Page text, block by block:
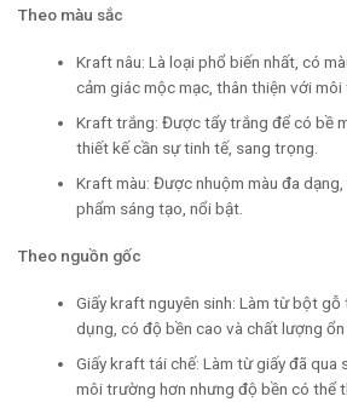
Theo màu sắc
Kraft nâu: Là loại phổ biến nhất, có
cảm giác mộc mạc, thân thiện với môi
Kraft trắng: Được tẩy trắng để có bề
thiết kế cần sự tinh tế, sang trọng.
Kraft màu: Được nhuộm màu đa
phẩm sáng tạo, nổi bật.
Theo nguồn gốc
Giấy kraft nguyên sinh: Làm từ bột gỗ
dụng, có độ bền cao và chất lượng ổn
Giấy kraft tái chế: Làm từ giấy đã qua
môi trường hơn nhưng độ bền có thể